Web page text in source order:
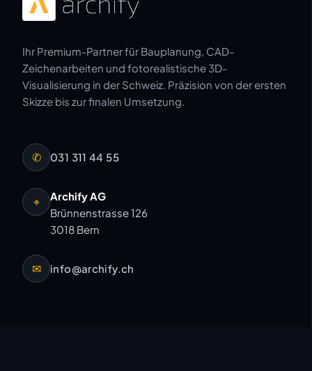
Ihr Premium-Partner für Bauplanung, CAD-
Zeichenarbeiten und fotorealistische 3D-
Visualisierung in der Schweiz. Präzision von der ersten
Skizze bis zur finalen Umsetzung.
✆ 031 311 44 55
⌖
Archify AG
Brünnenstrasse 126
3018 Bern
✉ info@archify.ch